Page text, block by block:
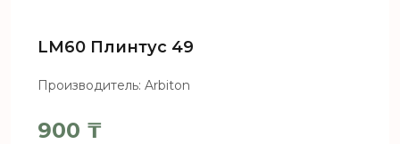
LM60 Плинтус 49
Производитель: Arbiton
900 ₸